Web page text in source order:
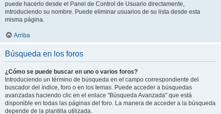
puede hacerlo desde el Panel de Control de Usuario directamente,
introduciendo su nombre. Puede eliminar usuarios de su lista desde esta
misma página.
Arriba
Búsqueda en los foros
¿Cómo se puede buscar en uno o varios foros?
Introduciendo un término de búsqueda en el campo correspondiente del
buscador del índice, foro o en los temas. Puede acceder a búsquedas
avanzadas haciendo clic en el enlace "Búsqueda Avanzada" que está
disponible en todas las páginas del foro. La manera de acceder a la búsqueda
depende de la plantilla utilizada.